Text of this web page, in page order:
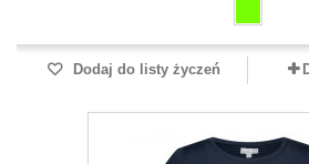
Dodaj do listy życzeń